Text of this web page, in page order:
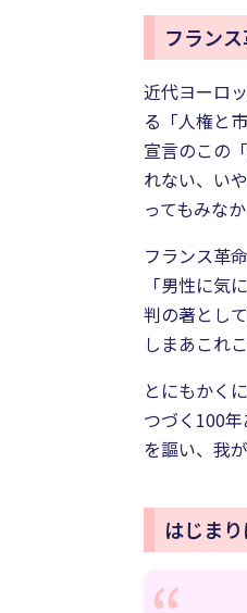
フラン
近代ヨーロ
る「人権と
宣言のこの
れない、い
ってもみな
フランス革
「男性に気
判の著とし
しまあこれ
とにもかく
つづく100
を謳い、我
はじま